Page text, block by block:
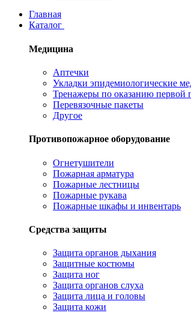
Главная
Каталог
Медицина
Аптечки
Укладки эпидемиологические
Тренажеры по оказанию первой
Перевязочные пакеты
Другое
Противопожарное оборудование
Огнетушители
Пожарная арматура
Пожарные лестницы
Пожарные рукава
Пожарные шкафы и инвентарь
Средства защиты
Защита органов дыхания
Защитные костюмы
Защита ног
Защита органов слуха
Защита лица и головы
Защита кожи